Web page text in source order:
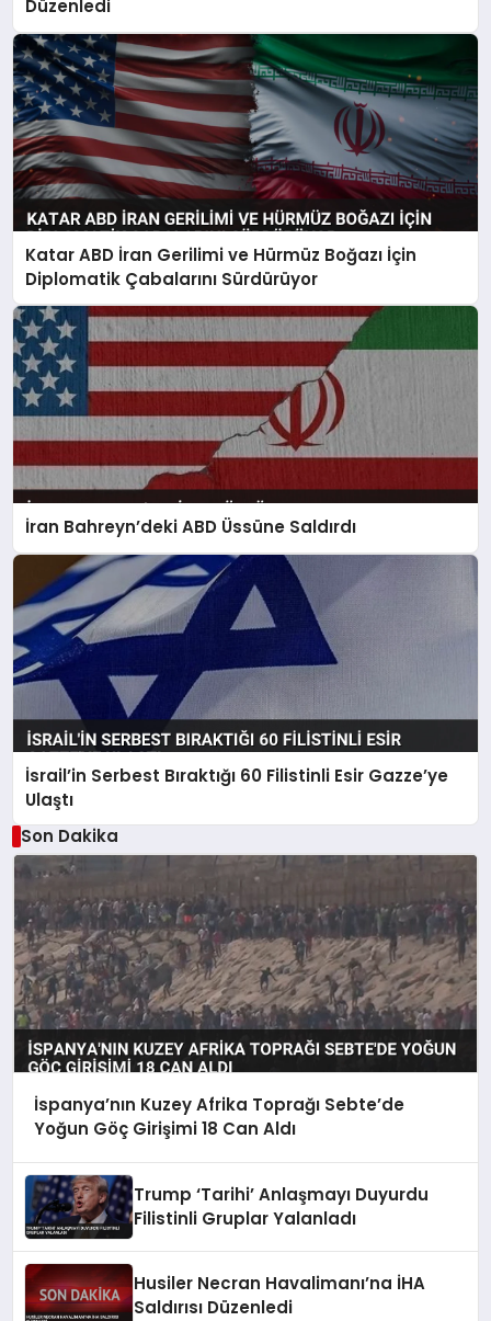
Düzenledi
Katar ABD İran Gerilimi ve Hürmüz Boğazı İçin
Diplomatik Çabalarını Sürdürüyor
İran Bahreyn’deki ABD Üssüne Saldırdı
İsrail’in Serbest Bıraktığı 60 Filistinli Esir Gazze’ye
Ulaştı
Son Dakika
İspanya’nın Kuzey Afrika Toprağı Sebte’de
Yoğun Göç Girişimi 18 Can Aldı
Trump ‘Tarihi’ Anlaşmayı Duyurdu
Filistinli Gruplar Yalanladı
Husiler Necran Havalimanı’na İHA
Saldırısı Düzenledi